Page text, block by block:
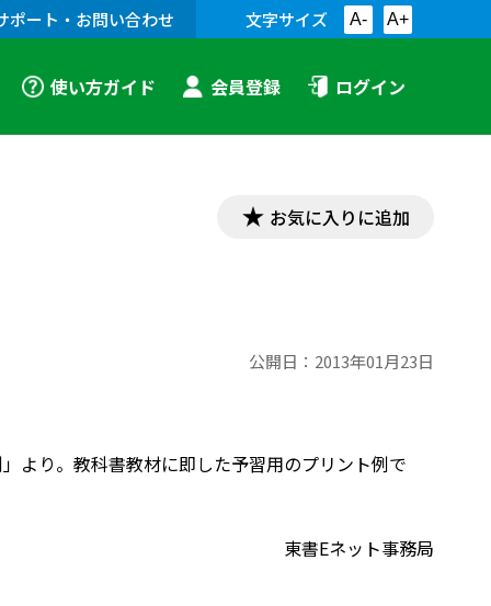
ポート・お問い合わせ 文字サイズ A- A+
使い方ガイド 会員登録 ログイン
お気に入りに追加
公開日： 2013年01月23日
より。教科書教材に即した予習用のプリント例で
東書Eネット事務局